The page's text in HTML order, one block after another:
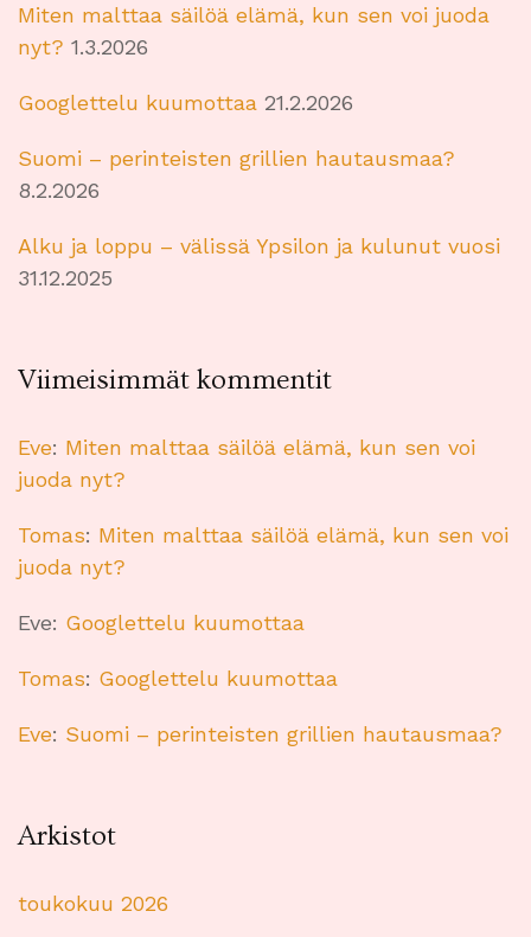
Miten malttaa säilöä elämä, kun sen voi juoda
nyt? 1.3.2026
Googlettelu kuumottaa 21.2.2026
Suomi – perinteisten grillien hautausmaa?
8.2.2026
Alku ja loppu – välissä Ypsilon ja kulunut vuosi
31.12.2025
Viimeisimmät kommentit
Eve: Miten malttaa säilöä elämä, kun sen voi
juoda nyt?
Tomas: Miten malttaa säilöä elämä, kun sen voi
juoda nyt?
Eve: Googlettelu kuumottaa
Tomas: Googlettelu kuumottaa
Eve: Suomi – perinteisten grillien hautausmaa?
Arkistot
toukokuu 2026